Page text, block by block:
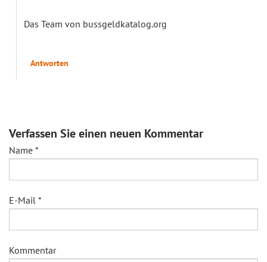
Das Team von bussgeldkatalog.org
Antworten
Verfassen Sie einen neuen Kommentar
Name *
E-Mail *
Kommentar